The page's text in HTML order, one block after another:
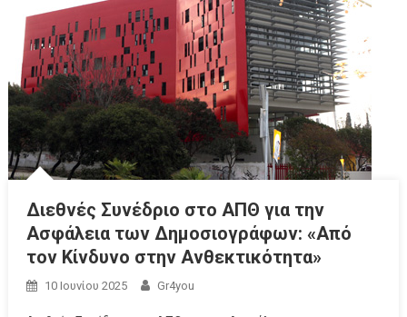
Διεθνές Συνέδριο στο ΑΠΘ για την
Ασφάλεια των Δημοσιογράφων: «Από
τον Κίνδυνο στην Ανθεκτικότητα»
10 Ιουνίου 2025 Gr4you